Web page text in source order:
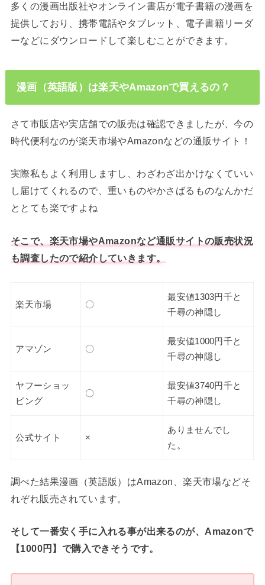
多くの漫画出版社やオンライン書店が電子書籍の漫画を
提供しており、携帯電話やタブレット、電子書籍リーダ
ーなどにダウンロードして楽しむことができます。
漫画（英語版）は楽天やAmazonで買えるの？
さて市販店や実店舗での販売は確認できましたが、今の
時代便利なのが楽天市場やAmazonなどの通販サイト！
実際私もよく利用しますし、わざわざ出かけなくていい
し届けてくれるので、重いものやかさばるものなんかだ
ととても楽ですよね
そこで、楽天市場やAmazonなど通販サイトの販売状況
も調査したので紹介していきます。
楽天市場 〇
最安値1303円千と
千尋の神隠し
アマゾン 〇
最安値1000円千と
千尋の神隠し
ヤフーショッ
ピング
〇
最安値3740円千と
千尋の神隠し
公式サイト ×
ありませんでし
た。
調べた結果漫画（英語版）はAmazon、楽天市場などそ
れぞれ販売されています。
そして一番安く手に入れる事が出来るのが、Amazonで
【1000円】で購入できそうです。